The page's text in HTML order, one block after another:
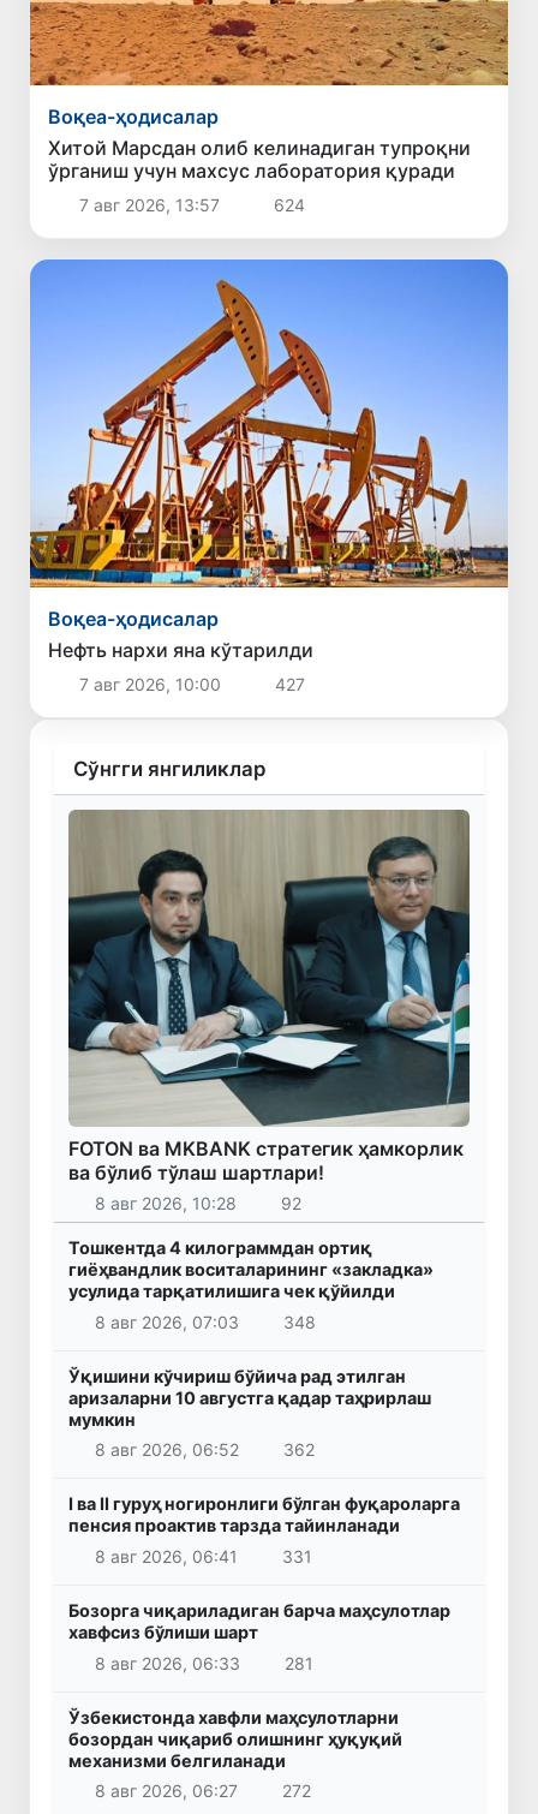
Воқеа-ҳодисалар
Хитой Марсдан олиб келинадиган тупроқни
ўрганиш учун махсус лаборатория қуради
7 авг 2026, 13:57 624
Воқеа-ҳодисалар
Нефть нархи яна кўтарилди
7 авг 2026, 10:00 427
Сўнгги янгиликлар
FOTON ва MKBANK стратегик ҳамкорлик
ва бўлиб тўлаш шартлари!
8 авг 2026, 10:28 92
Тошкентда 4 килограммдан ортиқ
гиёҳвандлик воситаларининг «закладка»
усулида тарқатилишига чек қўйилди
8 авг 2026, 07:03
348
Ўқишини кўчириш бўйича рад этилган
аризаларни 10 августга қадар таҳрирлаш
мумкин
8 авг 2026, 06:52
362
I ва II гуруҳ ногиронлиги бўлган фуқароларга
пенсия проактив тарзда тайинланади
8 авг 2026, 06:41
331
Бозорга чиқариладиган барча маҳсулотлар
хавфсиз бўлиши шарт
8 авг 2026, 06:33
281
Ўзбекистонда хавфли маҳсулотларни
бозордан чиқариб олишнинг ҳуқуқий
механизми белгиланади
8 авг 2026, 06:27
272